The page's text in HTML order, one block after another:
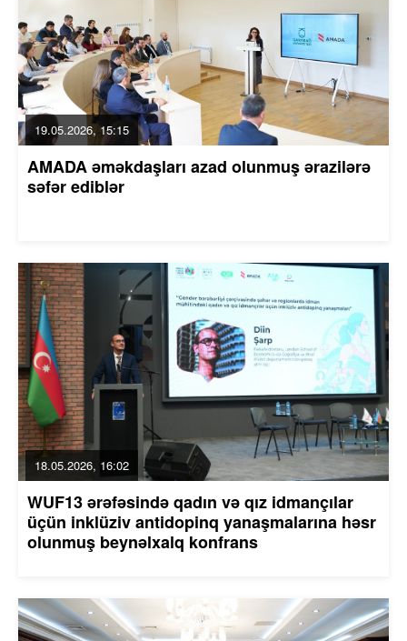
19.05.2026, 15:15
AMADA əməkdaşları azad olunmuş ərazilərə
səfər ediblər
18.05.2026, 16:02
WUF13 ərəfəsində qadın və qız idmançılar
üçün inklüziv antidopinq yanaşmalarına həsr
olunmuş beynəlxalq konfrans